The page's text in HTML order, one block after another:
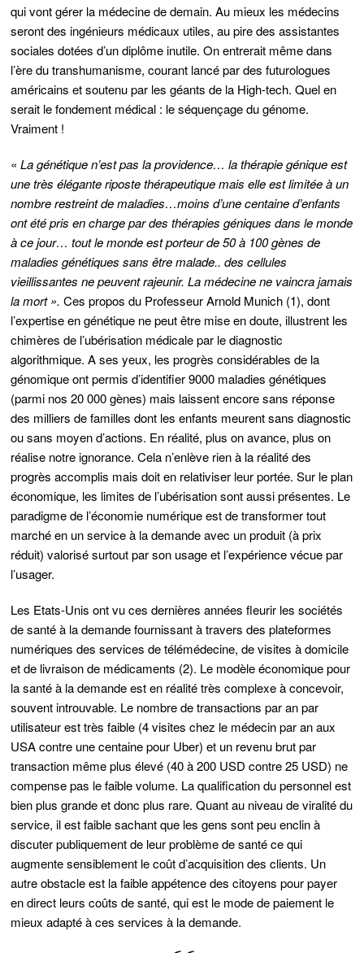
qui vont gérer la médecine de demain. Au mieux les médecins
seront des ingénieurs médicaux utiles, au pire des assistantes
sociales dotées d’un diplôme inutile. On entrerait même dans
l’ère du transhumanisme, courant lancé par des futurologues
américains et soutenu par les géants de la High-tech. Quel en
serait le fondement médical : le séquençage du génome.
Vraiment !
«La génétique n’est pas la providence… la thérapie génique est
une très élégante riposte thérapeutique mais elle est limitée à un
nombre restreint de maladies…moins d’une centaine d’enfants
ont été pris en charge par des thérapies géniques dans le monde
à ce jour… tout le monde est porteur de 50 à 100 gènes de
maladies génétiques sans être malade.. des cellules
vieillissantes ne peuvent rajeunir. La médecine ne vaincra jamais
la mort ». Ces propos du Professeur Arnold Munich (1), dont
l’expertise en génétique ne peut être mise en doute, illustrent les
chimères de l’ubérisation médicale par le diagnostic
algorithmique. A ses yeux, les progrès considérables de la
génomique ont permis d’identifier 9000 maladies génétiques
(parmi nos 20 000 gènes) mais laissent encore sans réponse
des milliers de familles dont les enfants meurent sans diagnostic
ou sans moyen d’actions. En réalité, plus on avance, plus on
réalise notre ignorance. Cela n’enlève rien à la réalité des
progrès accomplis mais doit en relativiser leur portée. Sur le plan
économique, les limites de l’ubérisation sont aussi présentes. Le
paradigme de l’économie numérique est de transformer tout
marché en un service à la demande avec un produit (à prix
réduit) valorisé surtout par son usage et l’expérience vécue par
l’usager.
Les Etats-Unis ont vu ces dernières années fleurir les sociétés
de santé à la demande fournissant à travers des plateformes
numériques des services de télémédecine, de visites à domicile
et de livraison de médicaments (2). Le modèle économique pour
la santé à la demande est en réalité très complexe à concevoir,
souvent introuvable. Le nombre de transactions par an par
utilisateur est très faible (4 visites chez le médecin par an aux
USA contre une centaine pour Uber) et un revenu brut par
transaction même plus élevé (40 à 200 USD contre 25 USD) ne
compense pas le faible volume. La qualification du personnel est
bien plus grande et donc plus rare. Quant au niveau de viralité du
service, il est faible sachant que les gens sont peu enclin à
discuter publiquement de leur problème de santé ce qui
augmente sensiblement le coût d’acquisition des clients. Un
autre obstacle est la faible appétence des citoyens pour payer
en direct leurs coûts de santé, qui est le mode de paiement le
mieux adapté à ces services à la demande.